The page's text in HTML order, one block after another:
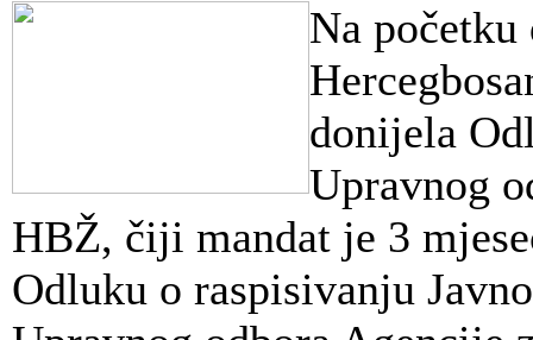
Na početku
donijela
Upravnog
HBŽ, čiji mandat je 3
Odluku o raspisivanju